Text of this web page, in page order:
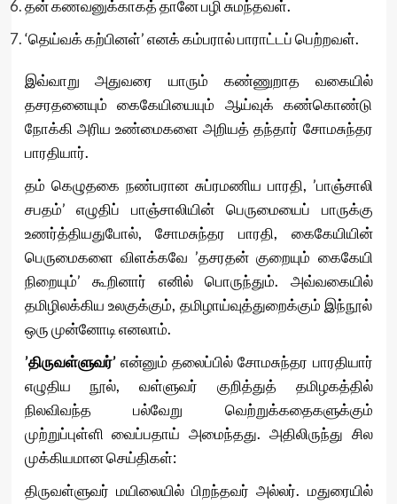
தன் கணவனுக்காகத் தானே பழி சுமந்தவள்.
‘தெய்வக் கற்பினள்’ எனக் கம்பரால் பாராட்டப் பெற்றவள்.
இவ்வாறு அதுவரை யாரும் கண்ணுறாத வகையில்
தசரதனையும் கைகேயியையும் ஆய்வுக் கண்கொண்டு
நோக்கி அரிய உண்மைகளை அறியத் தந்தார் சோமசுந்தர
பாரதியார்.
தம் கெழுதகை நண்பரான சுப்ரமணிய பாரதி, ’பாஞ்சாலி
சபதம்’ எழுதிப் பாஞ்சாலியின் பெருமையைப் பாருக்கு
உணர்த்தியதுபோல், சோமசுந்தர பாரதி, கைகேயியின்
பெருமைகளை விளக்கவே ’தசரதன் குறையும் கைகேயி
நிறையும்’ கூறினார் எனில் பொருந்தும். அவ்வகையில்
தமிழிலக்கிய உலகுக்கும், தமிழாய்வுத்துறைக்கும் இந்நூல்
ஒரு முன்னோடி எனலாம்.
’திருவள்ளுவர்’என்னும் தலைப்பில் சோமசுந்தர பாரதியார்
எழுதிய நூல், வள்ளுவர் குறித்துத் தமிழகத்தில்
நிலவிவந்த பல்வேறு வெற்றுக்கதைகளுக்கும்
முற்றுப்புள்ளி வைப்பதாய் அமைந்தது. அதிலிருந்து சில
முக்கியமான செய்திகள்:
திருவள்ளுவர் மயிலையில் பிறந்தவர் அல்லர். மதுரையில்